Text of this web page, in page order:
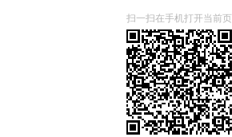
扫一扫在手机打开当前页